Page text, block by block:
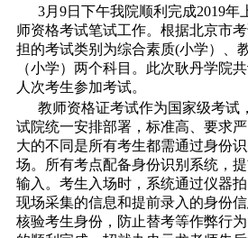
3月9日下午我院顺利完成2019年
师资格考试笔试工作。根据北京市
担的考试类别为综合素质(小学）、
（小学）两个科目。此次耿丹学院
人次考生参加考试。
教师资格证考试作为国家级考试
试院统一安排部署，标准高、要求
大的不同是所有考生都需通过身份
场。所有考点配备身份识别系统，
输入。考生入场时，系统通过仪器
现场采集的信息和提前录入的身份
核验考生身份，防止替考等作弊行